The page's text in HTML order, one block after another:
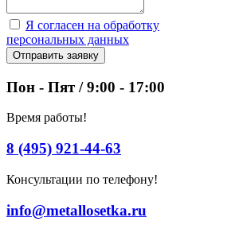
Я согласен на обработку
персональных данных
Отправить заявку
Пон - Пят / 9:00 - 17:00
Время работы!
8 (495) 921-44-63
Консультации по телефону!
info@metallosetka.ru